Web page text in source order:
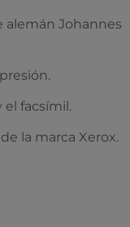
alemán Johannes
el facsímil.
la marca Xerox.